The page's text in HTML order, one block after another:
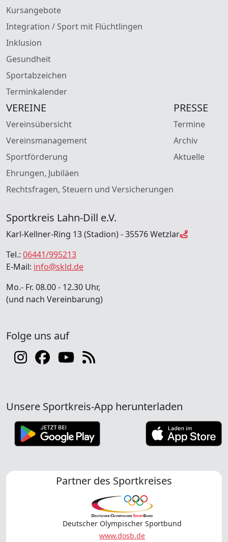
Kursangebote
Integration / Sport mit Flüchtlingen
Inklusion
Gesundheit
Sportabzeichen
Terminkalender
VEREINE
Vereinsübersicht
Vereinsmanagement
Sportförderung
Ehrungen, Jubiläen
Rechtsfragen, Steuern und Versicherungen
PRESSE
Termine
Archiv
Aktuelle
Sportkreis Lahn-Dill e.V.
Karl-Kellner-Ring 13 (Stadion) - 35576 Wetzlar
Tel.: 06441/995213
E-Mail: info@skld.de
Mo.- Fr. 08.00 - 12.30 Uhr,
(und nach Vereinbarung)
Folge uns auf
Unsere Sportkreis-App herunterladen
Partner des Sportkreises
Deutscher Olympischer Sportbund
www.dosb.de